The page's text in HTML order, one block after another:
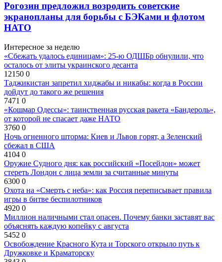
Рогозин предложил возродить советские
экранопланы для борьбы с БЭКами и флотом
НАТО
Интересное за неделю
«Сбежать удалось единицам»: 25-ю ОДШБр обнулили, что
осталось от элиты украинского десанта
12150 0
Таджикистан запретил хиджабы и никабы: когда в России
дойдут до такого же решения
7471 0
«Кошмар Одессы»: таинственная русская ракета «Бандероль»,
от которой не спасает даже НАТО
3760 0
Ночь огненного шторма: Киев и Львов горят, а Зеленский
сбежал в США
4104 0
Оружие Судного дня: как российский «Посейдон» может
стереть Лондон с лица земли за считанные минуты
6300 0
Охота на «Смерть с неба»: как Россия переписывает правила
игры в битве беспилотников
4920 0
Миллион наличными стал опасен. Почему банки заставят вас
объяснять каждую копейку с августа
5452 0
Освобождение Красного Кута и Торского открыло путь к
Дружковке и Краматорску